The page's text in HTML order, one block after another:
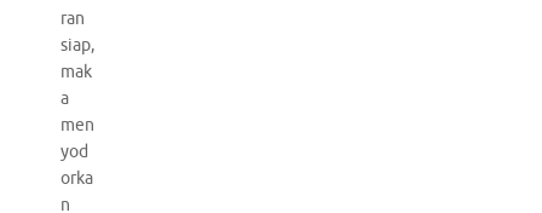
ran
siap,
mak
a
men
yod
orka
n